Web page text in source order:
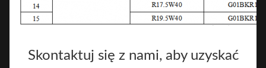
Skontaktuj się z nami, aby uzyskać